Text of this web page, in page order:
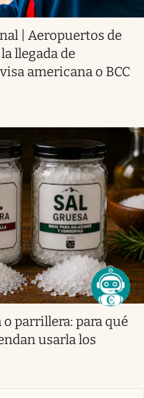
| Aeropuertos de
llegada de
americana o BCC
o parrillera: para qué
usarla los